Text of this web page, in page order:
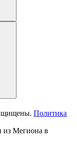
Политика
из Мегиона в